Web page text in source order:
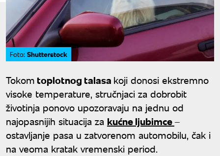
Foto: Shutterstock
Tokomtoplotnog talasa koji donosi ekstremno
visoke temperature, stručnjaci za dobrobit
životinja ponovo upozoravaju na jednu od
najopasnijih situacija za kućne ljubimce–
ostavljanje pasa u zatvorenom automobilu, čak i
na veoma kratak vremenski period.